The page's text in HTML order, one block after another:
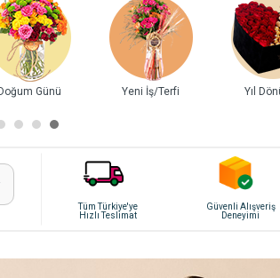
Buketler Gurme Lezzetler
Tüm Türkiye'ye
Hızlı Teslimat
Güvenli Alışveriş
Deneyimi